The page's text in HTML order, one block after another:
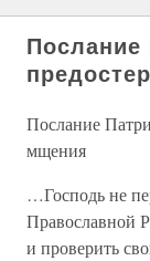
Послание
Послание
мщения
…Господь не
Православной
и проверить